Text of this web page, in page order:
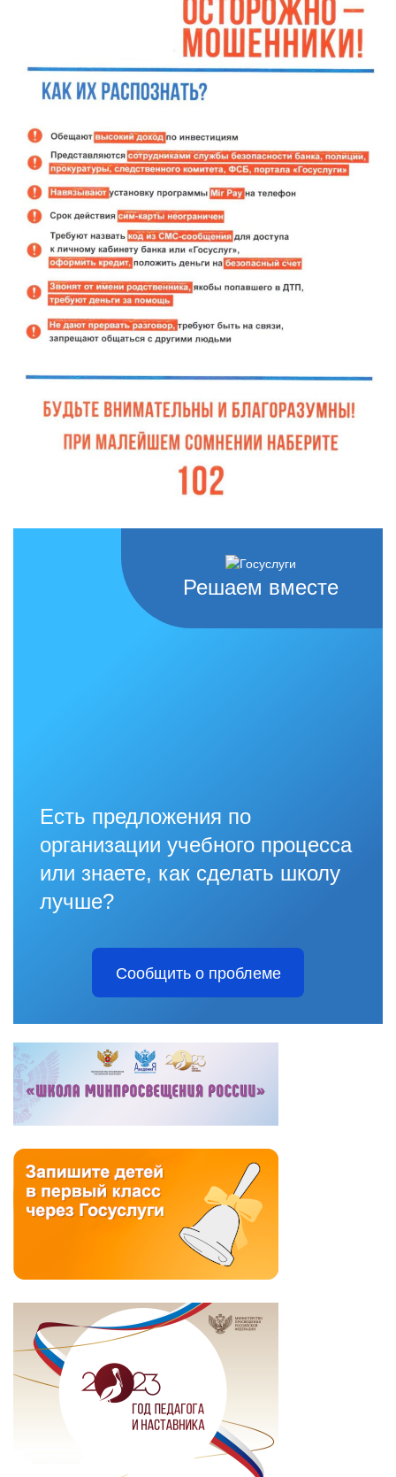
Решаем вместе
Есть предложения по
организации учебного процесса
или знаете, как сделать школу
лучше?
Сообщить о проблеме